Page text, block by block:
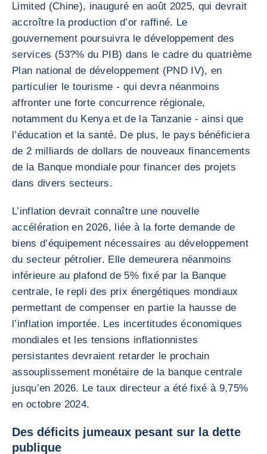
Limited (Chine), inauguré en août 2025, qui devrait
accroître la production d’or raffiné. Le
gouvernement poursuivra le développement des
services (53?% du PIB) dans le cadre du quatrième
Plan national de développement (PND IV), en
particulier le tourisme - qui devra néanmoins
affronter une forte concurrence régionale,
notamment du Kenya et de la Tanzanie - ainsi que
l’éducation et la santé. De plus, le pays bénéficiera
de 2 milliards de dollars de nouveaux financements
de la Banque mondiale pour financer des projets
dans divers secteurs.
L’inflation devrait connaître une nouvelle
accélération en 2026, liée à la forte demande de
biens d’équipement nécessaires au développement
du secteur pétrolier. Elle demeurera néanmoins
inférieure au plafond de 5% fixé par la Banque
centrale, le repli des prix énergétiques mondiaux
permettant de compenser en partie la hausse de
l’inflation importée. Les incertitudes économiques
mondiales et les tensions inflationnistes
persistantes devraient retarder le prochain
assouplissement monétaire de la banque centrale
jusqu’en 2026. Le taux directeur a été fixé à 9,75%
en octobre 2024.
Des déficits jumeaux pesant sur la dette
publique